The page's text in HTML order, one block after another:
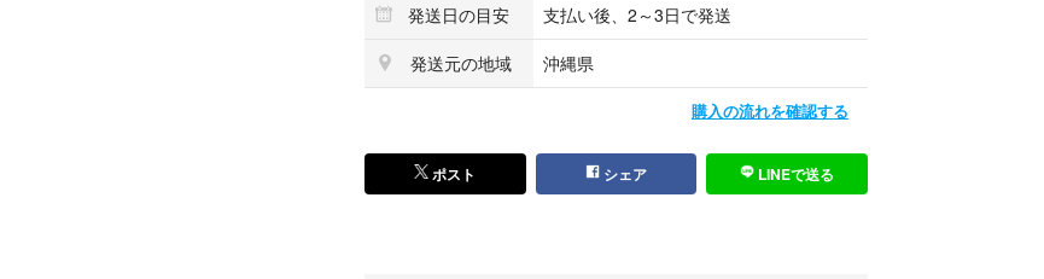
【コンディション】
態です。
※状態の良い古着を厳選して出品していますが、 vintage used アイテ
ムになりますので抵抗のある方や 新品をお求めの方はご遠慮下さい。
発送日の目安
支払い後、2～3日で発送
発送元の地域
沖縄県
購入の流れを確認する
ポスト シェア LINEで送る